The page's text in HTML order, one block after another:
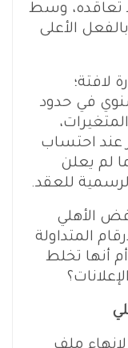
تعاقده، وسط
الأعلى
لافتة؛
في حدود
عند احتساب
لم يعلن
للعقد.
الأهلي
المتداولة
أنها تخلط